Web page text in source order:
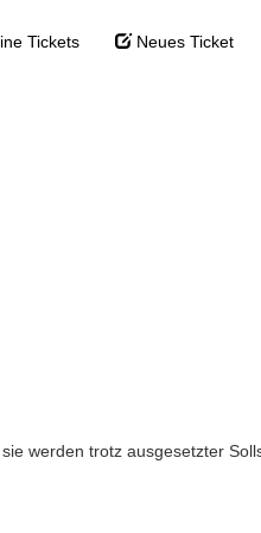
Tickets Neues Ticket
werden trotz ausgesetzter